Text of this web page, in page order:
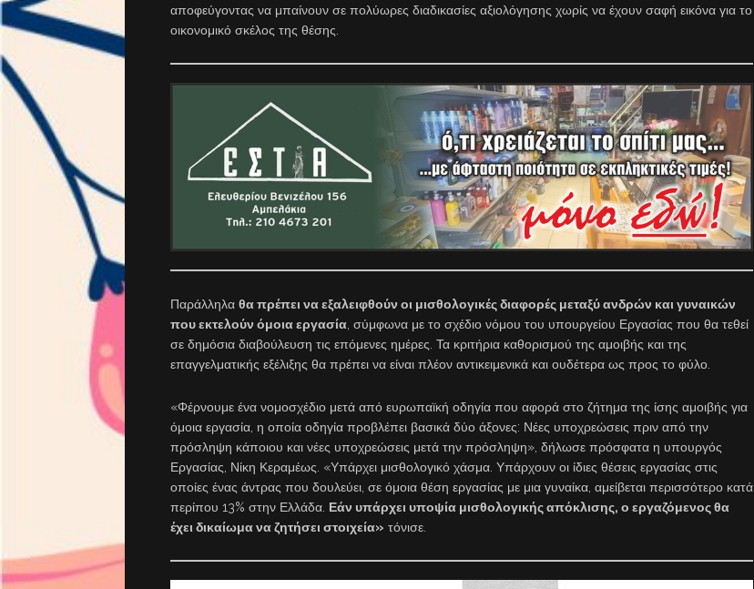
αποφεύγοντας να μπαίνουν σε πολύωρες διαδικασίες αξιολόγησης χωρίς να έχουν σαφή εικόνα για το
οικονομικό σκέλος της θέσης.
Παράλληλα θα πρέπει να εξαλειφθούν οι μισθολογικές διαφορές μεταξύ ανδρών και γυναικών
που εκτελούν όμοια εργασία, σύμφωνα με το σχέδιο νόμου του υπουργείου Εργασίας που θα τεθεί
σε δημόσια διαβούλευση τις επόμενες ημέρες. Τα κριτήρια καθορισμού της αμοιβής και της
επαγγελματικής εξέλιξης θα πρέπει να είναι πλέον αντικειμενικά και ουδέτερα ως προς το φύλο.
«Φέρνουμε ένα νομοσχέδιο μετά από ευρωπαϊκή οδηγία που αφορά στο ζήτημα της ίσης αμοιβής για
όμοια εργασία, η οποία οδηγία προβλέπει βασικά δύο άξονες: Νέες υποχρεώσεις πριν από την
πρόσληψη κάποιου και νέες υποχρεώσεις μετά την πρόσληψη», δήλωσε πρόσφατα η υπουργός
Εργασίας, Νίκη Κεραμέως. «Υπάρχει μισθολογικό χάσμα. Υπάρχουν οι ίδιες θέσεις εργασίας στις
οποίες ένας άντρας που δουλεύει, σε όμοια θέση εργασίας με μια γυναίκα, αμείβεται περισσότερο κατά
περίπου 13% στην Ελλάδα. Εάν υπάρχει υποψία μισθολογικής απόκλισης, ο εργαζόμενος θα
έχει δικαίωμα να ζητήσει στοιχεία» τόνισε.